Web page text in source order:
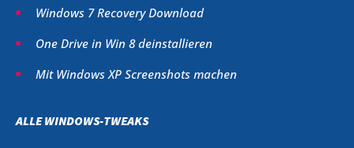
Windows 7 Recovery Download
One Drive in Win 8 deinstallieren
Mit Windows XP Screenshots machen
ALLE WINDOWS-TWEAKS